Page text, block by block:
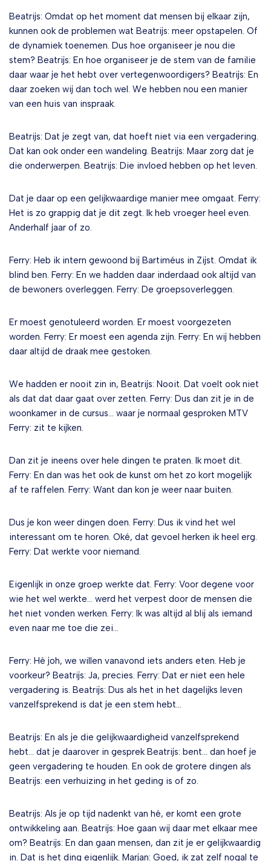
Beatrijs: Omdat op het moment dat mensen bij elkaar zijn,
kunnen ook de problemen wat Beatrijs: meer opstapelen. Of
de dynamiek toenemen. Dus hoe organiseer je nou die
stem? Beatrijs: En hoe organiseer je de stem van de familie
daar waar je het hebt over vertegenwoordigers? Beatrijs: En
daar zoeken wij dan toch wel. We hebben nou een manier
van een huis van inspraak.
Beatrijs: Dat je zegt van, dat hoeft niet via een vergadering.
Dat kan ook onder een wandeling. Beatrijs: Maar zorg dat je
die onderwerpen. Beatrijs: Die invloed hebben op het leven.
Dat je daar op een gelijkwaardige manier mee omgaat. Ferry:
Het is zo grappig dat je dit zegt. Ik heb vroeger heel even.
Anderhalf jaar of zo.
Ferry: Heb ik intern gewoond bij Bartiméus in Zijst. Omdat ik
blind ben. Ferry: En we hadden daar inderdaad ook altijd van
de bewoners overleggen. Ferry: De groepsoverleggen.
Er moest genotuleerd worden. Er moest voorgezeten
worden. Ferry: Er moest een agenda zijn. Ferry: En wij hebben
daar altijd de draak mee gestoken.
We hadden er nooit zin in, Beatrijs: Nooit. Dat voelt ook niet
als dat dat daar gaat over zetten. Ferry: Dus dan zit je in de
woonkamer in de cursus… waar je normaal gesproken MTV
Ferry: zit te kijken.
Dan zit je ineens over hele dingen te praten. Ik moet dit.
Ferry: En dan was het ook de kunst om het zo kort mogelijk
af te raffelen. Ferry: Want dan kon je weer naar buiten.
Dus je kon weer dingen doen. Ferry: Dus ik vind het wel
interessant om te horen. Oké, dat gevoel herken ik heel erg.
Ferry: Dat werkte voor niemand.
Eigenlijk in onze groep werkte dat. Ferry: Voor degene voor
wie het wel werkte… werd het verpest door de mensen die
het niet vonden werken. Ferry: Ik was altijd al blij als iemand
even naar me toe die zei…
Ferry: Hé joh, we willen vanavond iets anders eten. Heb je
voorkeur? Beatrijs: Ja, precies. Ferry: Dat er niet een hele
vergadering is. Beatrijs: Dus als het in het dagelijks leven
vanzelfsprekend is dat je een stem hebt…
Beatrijs: En als je die gelijkwaardigheid vanzelfsprekend
hebt… dat je daarover in gesprek Beatrijs: bent… dan hoef je
geen vergadering te houden. En ook de grotere dingen als
Beatrijs: een verhuizing in het geding is of zo.
Beatrijs: Als je op tijd nadenkt van hé, er komt een grote
ontwikkeling aan. Beatrijs: Hoe gaan wij daar met elkaar mee
om? Beatrijs: En dan gaan mensen, dan zit je er gelijkwaardig
in. Dat is het ding eigenlijk. Marjan: Goed, ik zat zelf nogal te